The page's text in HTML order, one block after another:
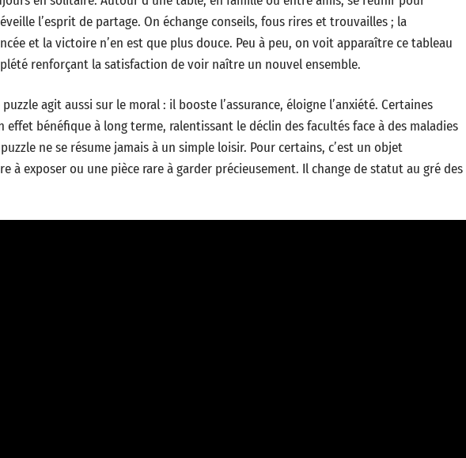
l’esprit de partage. On échange conseils, fous rires et trouvailles ; la
et la victoire n’en est que plus douce. Peu à peu, on voit apparaître ce tableau
renforçant la satisfaction de voir naître un nouvel ensemble.
agit aussi sur le moral : il booste l’assurance, éloigne l’anxiété. Certaines
effet bénéfique à long terme, ralentissant le déclin des facultés face à des maladies
ne se résume jamais à un simple loisir. Pour certains, c’est un objet
à exposer ou une pièce rare à garder précieusement. Il change de statut au gré des